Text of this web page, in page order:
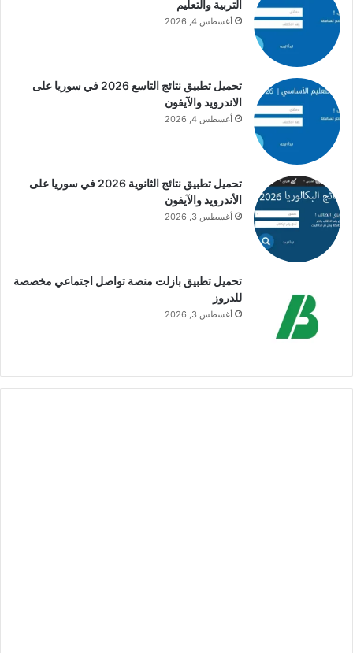
التربية والتعليم
أغسطس 4, 2026
تحميل تطبيق نتائج التاسع 2026 في سوريا على
الاندرويد والآيفون
أغسطس 4, 2026
تحميل تطبيق نتائج الثانوية 2026 في سوريا على
الأندرويد والآيفون
أغسطس 3, 2026
تحميل تطبيق بازلت منصة تواصل اجتماعي مخصصة
للدروز
أغسطس 3, 2026